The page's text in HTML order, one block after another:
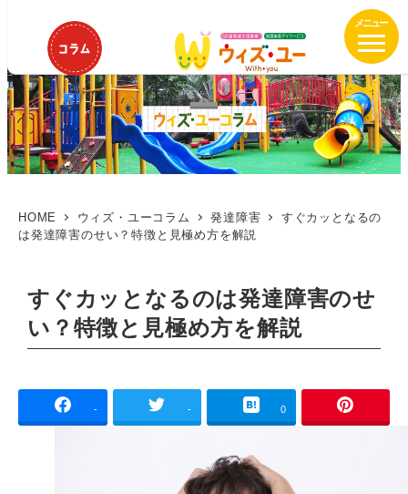
コ
ン
テ
ン
ツ
移
動
HOME ウィズ・ユーコラム 発達障害
すぐカッとなるの
は発達障害のせい？特徴と見極め方を解説
すぐカッとなるのは発達障害のせ
い？特徴と見極め方を解説
- - 0